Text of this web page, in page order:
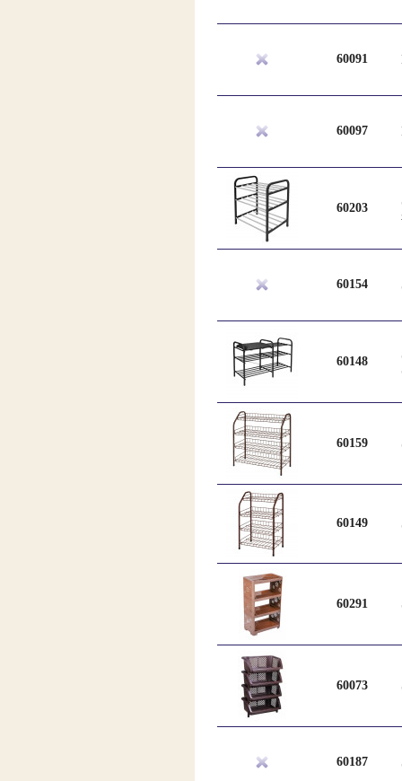
60091
60097
60203
60154
60148
60159
60149
60291
60073
60187